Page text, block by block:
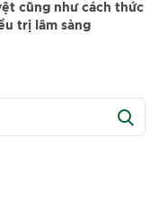
cũng như cách thức
trị lâm sàng